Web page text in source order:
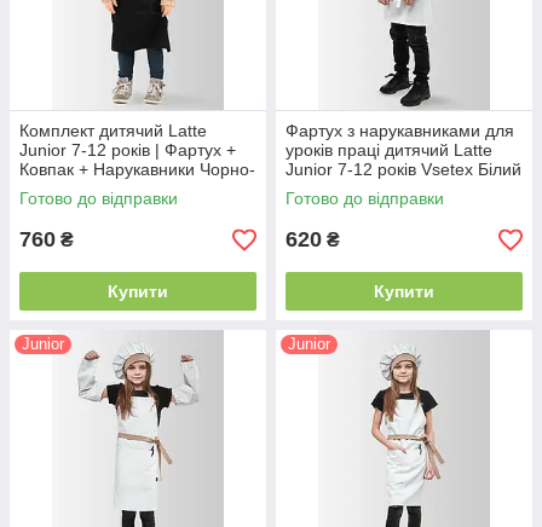
Комплект дитячий Latte
Junior 7-12 років | Фартух +
Ковпак + Нарукавники Чорно-
бежевый
Готово до відправки
760 ₴
Купити
Фартух з нарукавниками для
уроків праці дитячий Latte
Junior 7-12 років Vsetex Білий
Готово до відправки
620 ₴
Купити
Junior Junior